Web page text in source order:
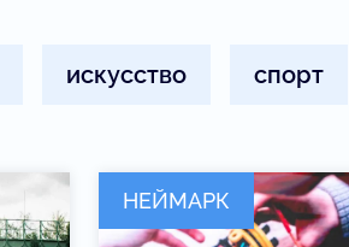
искусство спорт
НЕЙМАРК